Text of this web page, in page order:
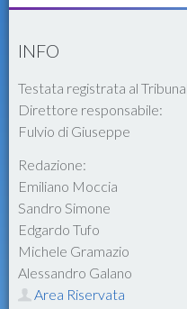
INFO
Testata registrata al
Direttore responsabile:
Fulvio di Giuseppe
Redazione:
Emiliano Moccia
Sandro Simone
Edgardo Tufo
Michele Gramazio
Alessandro Galano
Area Riservata